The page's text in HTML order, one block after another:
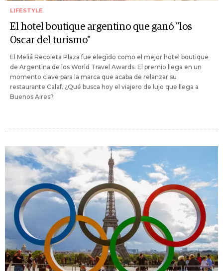
LIFESTYLE
El hotel boutique argentino que ganó "los
Oscar del turismo"
El Meliá Recoleta Plaza fue elegido como el mejor hotel boutique
de Argentina de los World Travel Awards. El premio llega en un
momento clave para la marca que acaba de relanzar su
restaurante Calaf. ¿Qué busca hoy el viajero de lujo que llega a
Buenos Aires?